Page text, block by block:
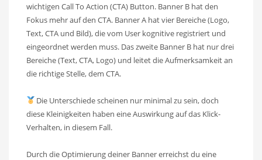
wichtigen Call To Action (CTA) Button. Banner B hat den
Fokus mehr auf den CTA. Banner A hat vier Bereiche (Logo,
Text, CTA und Bild), die vom User kognitive registriert und
eingeordnet werden muss. Das zweite Banner B hat nur drei
Bereiche (Text, CTA, Logo) und leitet die Aufmerksamkeit an
die richtige Stelle, dem CTA.
Die Unterschiede scheinen nur minimal zu sein, doch
diese Kleinigkeiten haben eine Auswirkung auf das Klick-
Verhalten, in diesem Fall.
Durch die Optimierung deiner Banner erreichst du eine